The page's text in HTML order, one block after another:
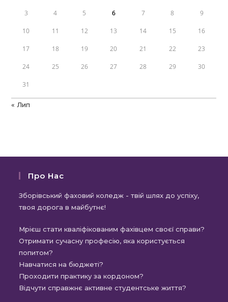
3 4 5 6 7 8 9
10 11 12 13 14 15 16
17 18 19 20 21 22 23
24 25 26 27 28 29 30
31
« Лип
Про Нас
Зборівський фаховий коледж - твій шлях до успіху,
твоя дорога в майбутнє!
Мрієш стати кваліфікованим фахівцем своєї справи?
Отримати сучасну професію, яка користується
попитом?
Навчатися на бюджеті?
Проходити практику за кордоном?
Відчути справжнє активне студентське життя?